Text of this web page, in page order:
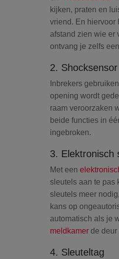
kijken, praten en
vriend. En hiervoor
afstand zien wie er
ontvang je zelfs
2. Shocksensor
Inbrekers
opening wordt
raam veroorzaken
beide functies in
ingebroken.
3. Elektronisch
Met een
sleutels aan te pas
sleutels meer
kans op
automatisch als je
meldkamer de deur
4. Sleuteltag